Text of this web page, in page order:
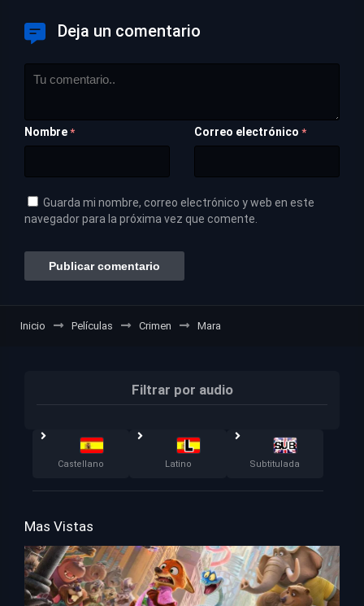
Deja un comentario
Nombre * Correo electrónico *
Guarda mi nombre, correo electrónico y web en este
navegador para la próxima vez que comente.
Inicio Películas Crimen Mara
Filtrar por audio
Castellano Latino Subtitulada
Mas Vistas